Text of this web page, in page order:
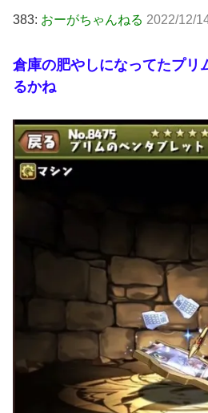
383: おーがちゃんねる 2022/12/
倉庫の肥やしになってたプリ
るかね